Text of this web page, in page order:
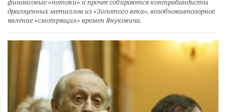
финансовые «потоки» и прочее собираются контрабандисты
драгоценных металлов из «Золотого века», возобновивпозорное
явление «смотрящих» времен Януковича.